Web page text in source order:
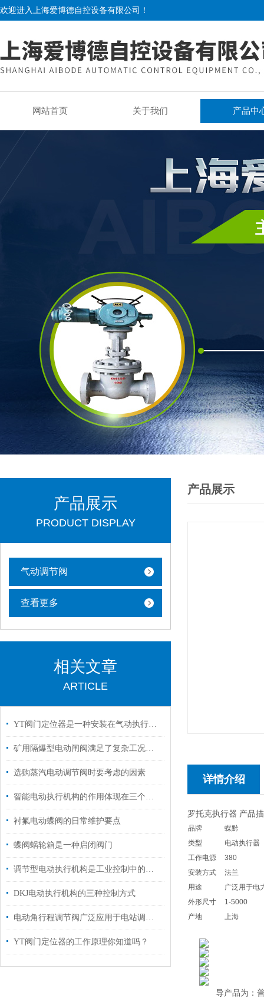
欢迎进入上海爱博德自控设备有限公司！
网站首页 关于我们 产品中
产品展示
PRODUCT DISPLAY
气动调节阀
查看更多
相关文章
ARTICLE
YT阀门定位器是一种安装在气动执行机构上的反馈控制装置
矿用隔爆型电动闸阀满足了复杂工况下的多样化需求
选购蒸汽电动调节阀时要考虑的因素
智能电动执行机构的作用体现在三个层面
衬氟电动蝶阀的日常维护要点
蝶阀蜗轮箱是一种启闭阀门
调节型电动执行机构是工业控制中的一个重要环节
DKJ电动执行机构的三种控制方式
电动角行程调节阀广泛应用于电站调节系统中使用
YT阀门定位器的工作原理你知道吗？
产品展示
详情介绍
罗托克执行器 产品
品牌
蝶黔
类型
电动执行器
工作电源
380
安装方式
法兰
用途
广泛用于电
外形尺寸
1-5000
产地
上海
导产品为：普